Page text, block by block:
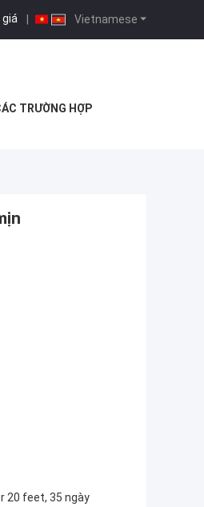
Vietnamese
|
TRƯỜNG HỢP
20 feet, 35 ngày